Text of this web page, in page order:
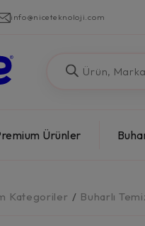
info@niceteknoloji.com
Ürünler
Kategoriler / Buharlı